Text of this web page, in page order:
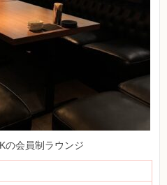
の会員制ラウンジ